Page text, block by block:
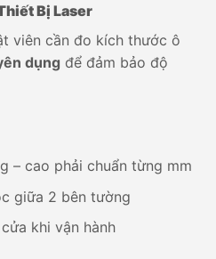
Bị Laser
viên cần đo kích thước ô
dụng để đảm bảo độ
– cao phải chuẩn từng mm
giữa 2 bên tường
khi vận hành